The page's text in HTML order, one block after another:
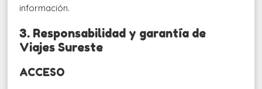
información.
3. Responsabilidad y garantía de
Viajes Sureste
ACCESO